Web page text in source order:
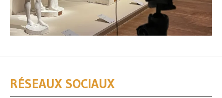
RÉSEAUX SOCIAUX